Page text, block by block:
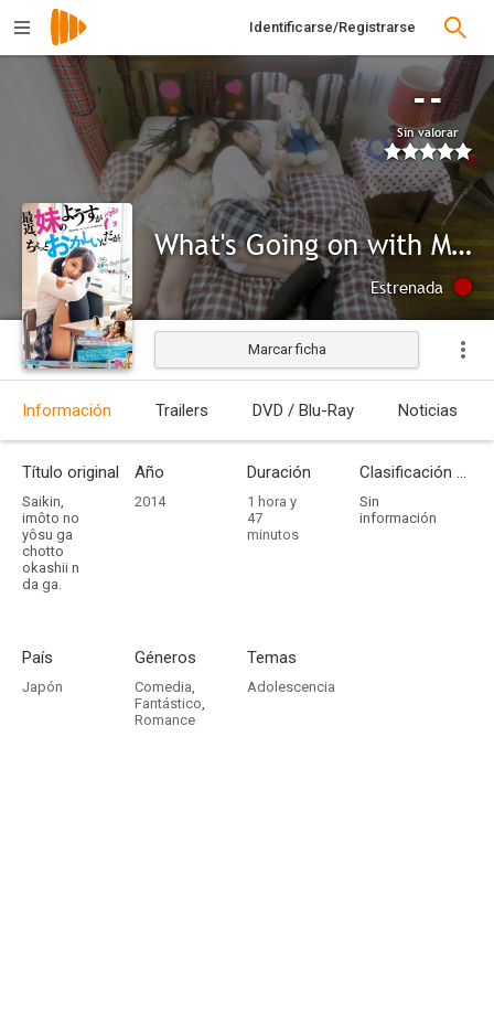
Identificarse/Registrarse
--
Sin valorar
What's Going on with My Sister?
Estrenada
Marcar ficha
Información Trailers DVD / Blu-Ray Noticias
Título original
Saikin,
imôto no
yôsu ga
chotto
okashii n
da ga.
Año
2014
Duración
1 hora y
47
minutos
Clasificación por edades
Sin
información
País
Japón
Géneros
Comedia,
Fantástico,
Romance
Temas
Adolescencia